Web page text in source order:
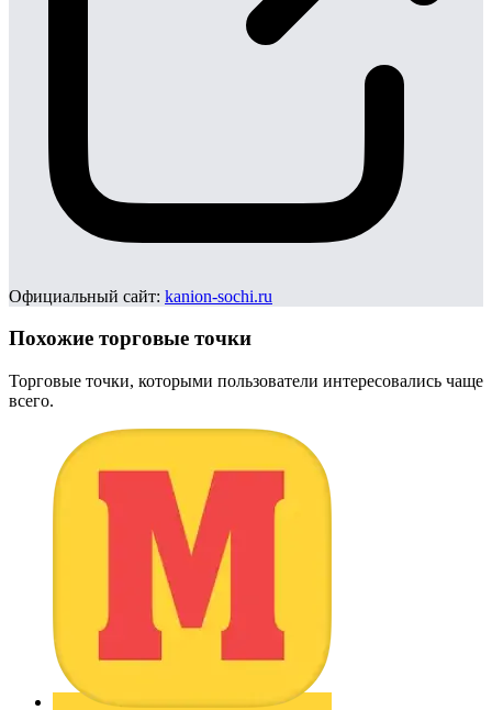
Официальный сайт: kanion-sochi.ru
Похожие торговые точки
Торговые точки, которыми пользователи интересовались чаще
всего.